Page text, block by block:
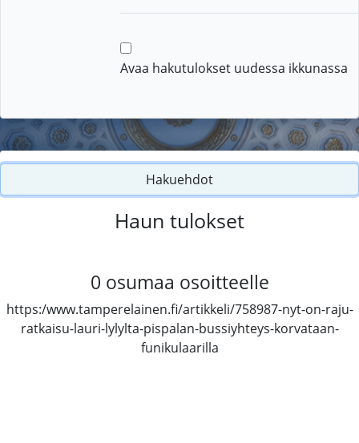
Avaa hakutulokset uudessa ikkunassa
Hakuehdot
Haun tulokset
0 osumaa osoitteelle
https:/www.tamperelainen.fi/artikkeli/758987-nyt-on-raju-
ratkaisu-lauri-lylylta-pispalan-bussiyhteys-korvataan-
funikulaarilla